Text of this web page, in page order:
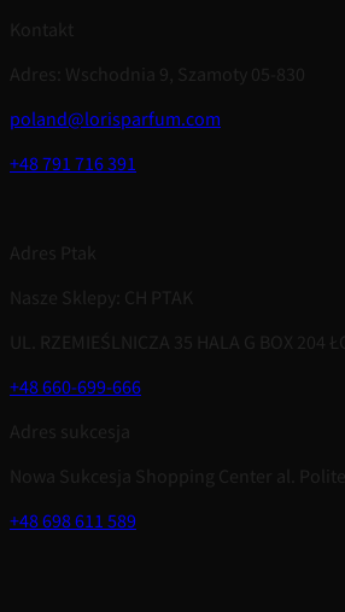
Kontakt
Adres: Wschodnia 9, Szamoty 05-830
poland@lorisparfum.com
+48 791 716 391
Adres Ptak
Nasze Sklepy: CH PTAK
UL. RZEMIEŚLNICZA 35 HALA G BOX 204
+48 660-699-666
Adres sukcesja
Nowa Sukcesja Shopping Center al.
+48 698 611 589